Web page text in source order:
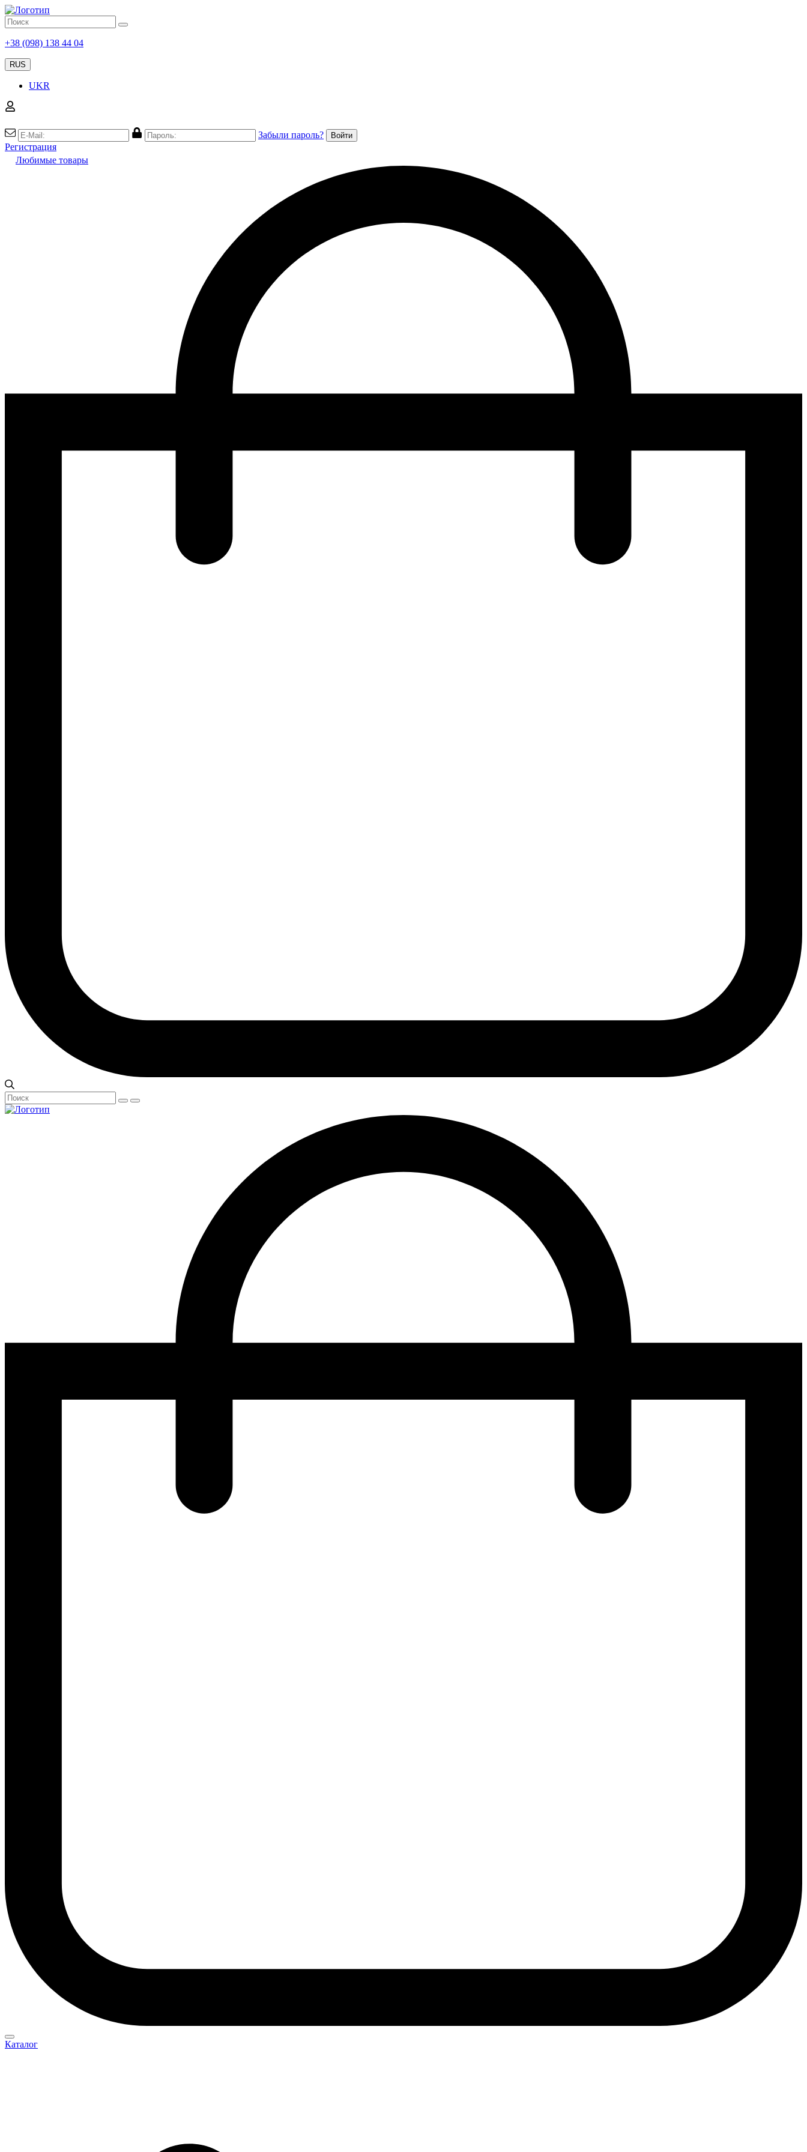
+38 (098) 138 44 04
RUS
UKR
Забыли пароль? Войти
Регистрация
Любимые товары
Каталог